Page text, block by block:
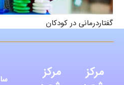
گفتاردرمانی در کودکان
مرکز
مرکز